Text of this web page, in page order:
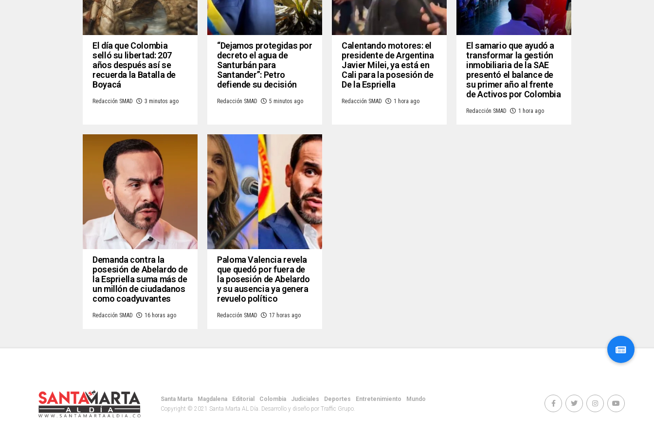
El día que Colombia
selló su libertad: 207
años después así se
recuerda la Batalla de
Boyacá
Redacción SMAD 3 minutos ago
“Dejamos protegidas por
decreto el agua de
Santurbán para
Santander”: Petro
defiende su decisión
Redacción SMAD 5 minutos ago
Calentando motores: el
presidente de Argentina
Javier Milei, ya está en
Cali para la posesión de
De la Espriella
Redacción SMAD 1 hora ago
El samario que ayudó a
transformar la gestión
inmobiliaria de la SAE
presentó el balance de
su primer año al frente
de Activos por Colombia
Redacción SMAD 1 hora ago
Demanda contra la
posesión de Abelardo de
la Espriella suma más de
un millón de ciudadanos
como coadyuvantes
Redacción SMAD 16 horas ago
Paloma Valencia revela
que quedó por fuera de
la posesión de Abelardo
y su ausencia ya genera
revuelo político
Redacción SMAD 17 horas ago
Santa Marta Magdalena Editorial Colombia Judiciales Deportes Entretenimiento
Mundo
Copyright © 2021 Santa Marta AL Día. Desarrollo y diseño por Traffic Grupo.